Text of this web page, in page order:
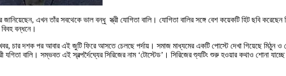
জানিয়েছেন, এখন তাঁর সবথেকে ভাল বন্ধু স্ত্রী যোগিতা বালি। যোগিতা বালির সঙ্গে বেশ কয়েকটি হিট ছবি
বন্ধনে।
চার দশক পর আবার এই জুটি ফিরে আসতে চেলছে পর্দায়। সমাজ মাধ্যমের একটি পোস্টে দেখা গিয়েছে মিঠুন ও
যগিতা বালি। সম্ভবত এই স্বল্পর্দৈঘ্যের সিরিজের নাম ‘টোস্টেড’। সিরিজের শ্যুটিং শুরু হওয়ার কথাও শোনা